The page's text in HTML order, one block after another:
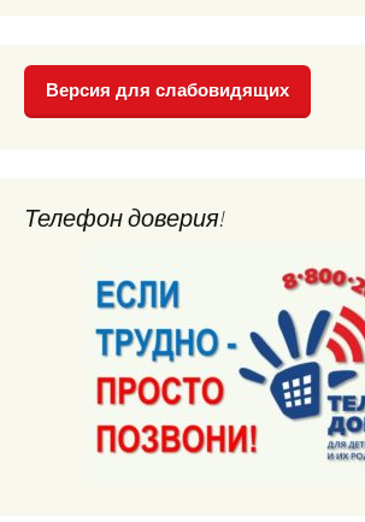
Версия для слабовидящих
Телефон доверия!